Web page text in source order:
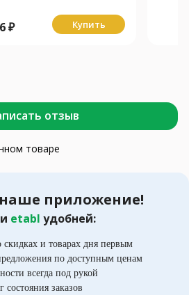
₽ Купить
отзыв
товаре
приложение!
etabl удобней:
скидках и товарах дня первым
по доступным ценам
всегда под рукой
заказов